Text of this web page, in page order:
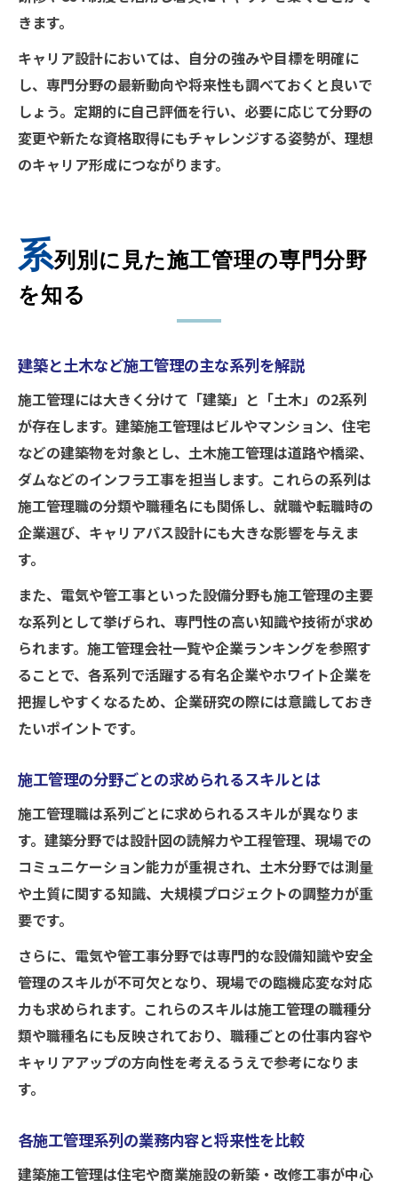
きます。
キャリア設計においては、自分の強みや目標を明確に
し、専門分野の最新動向や将来性も調べておくと良いで
しょう。定期的に自己評価を行い、必要に応じて分野の
変更や新たな資格取得にもチャレンジする姿勢が、理想
のキャリア形成につながります。
系列別に見た施工管理の専門分野
を知る
建築と土木など施工管理の主な系列を解説
施工管理には大きく分けて「建築」と「土木」の2系列
が存在します。建築施工管理はビルやマンション、住宅
などの建築物を対象とし、土木施工管理は道路や橋梁、
ダムなどのインフラ工事を担当します。これらの系列は
施工管理職の分類や職種名にも関係し、就職や転職時の
企業選び、キャリアパス設計にも大きな影響を与えま
す。
また、電気や管工事といった設備分野も施工管理の主要
な系列として挙げられ、専門性の高い知識や技術が求め
られます。施工管理会社一覧や企業ランキングを参照す
ることで、各系列で活躍する有名企業やホワイト企業を
把握しやすくなるため、企業研究の際には意識しておき
たいポイントです。
施工管理の分野ごとの求められるスキルとは
施工管理職は系列ごとに求められるスキルが異なりま
す。建築分野では設計図の読解力や工程管理、現場での
コミュニケーション能力が重視され、土木分野では測量
や土質に関する知識、大規模プロジェクトの調整力が重
要です。
さらに、電気や管工事分野では専門的な設備知識や安全
管理のスキルが不可欠となり、現場での臨機応変な対応
力も求められます。これらのスキルは施工管理の職種分
類や職種名にも反映されており、職種ごとの仕事内容や
キャリアアップの方向性を考えるうえで参考になりま
す。
各施工管理系列の業務内容と将来性を比較
建築施工管理は住宅や商業施設の新築・改修工事が中心